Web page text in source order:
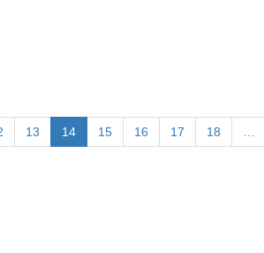
13 14 15 16 17 18 …